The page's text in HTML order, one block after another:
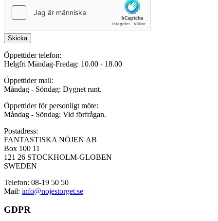
Skicka
Öppettider telefon:
Helgfri Måndag-Fredag: 10.00 - 18.00
Öppettider mail:
Måndag - Söndag: Dygnet runt.
Öppettider för personligt möte:
Måndag - Söndag: Vid förfrågan.
Postadress:
FANTASTISKA NÖJEN AB
Box 100 11
121 26 STOCKHOLM-GLOBEN
SWEDEN
Telefon: 08-19 50 50
Mail: info@nojestorget.se
GDPR